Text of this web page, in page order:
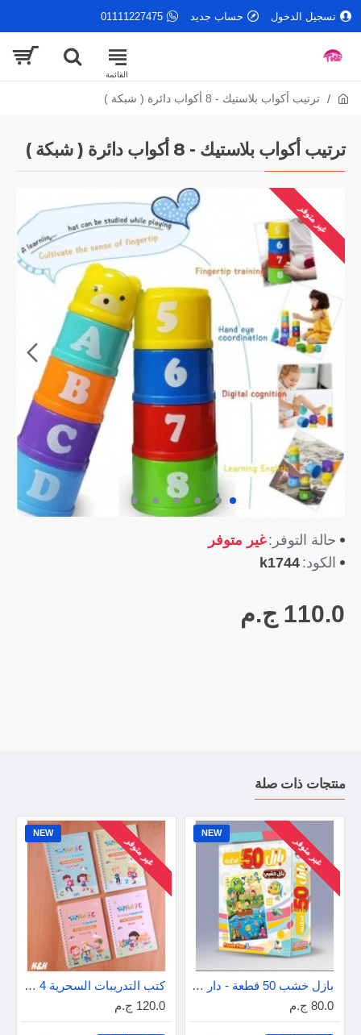
تسجيل الدخول حساب جديد 01111227475
ترتيب أكواب بلاستيك - 8 أكواب دائرة ( شبكة )
ترتيب أكواب بلاستيك - 8 أكواب دائرة ( شبكة )
غير متوفر
حالة التوفر: غير متوفر
الكود: k1744
110.0 ج.م
منتجات ذات صلة
NEW
غير متوفر
بازل خشب 50 قطعة - دار عمار
80.0 ج.م
NEW
غير متوفر
كتب التدريبات السحرية 4 كتب - إنجليزى
120.0 ج.م